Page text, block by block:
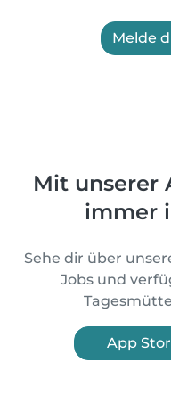
Melde
Mit unserer
immer
Sehe dir über
Jobs und
App